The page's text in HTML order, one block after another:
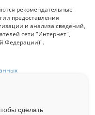
рекомендательные
предоставления
и анализа сведений,
сети "Интернет",
Федерации)".
сделать